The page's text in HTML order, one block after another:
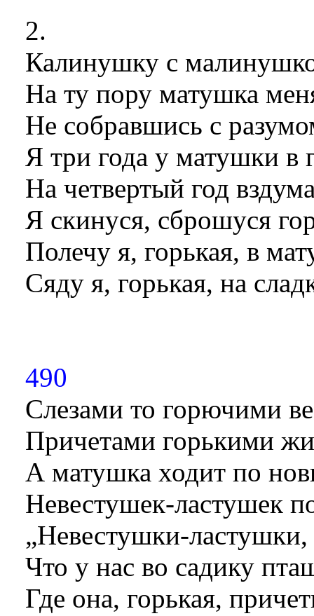
2.
Калинушку с
На ту пору матушка
Не собравшись с
Я три года у матушки в
На четвертый год
Я скинуся, сброшуся
Полечу я, горькая, в
Сяду я, горькая, на
490
Слезами то горючими
Причетами горькими
А матушка ходит по
Невестушек-ластушек
„Невестушки-ластушки,
Что у нас во садику
Где она, горькая,